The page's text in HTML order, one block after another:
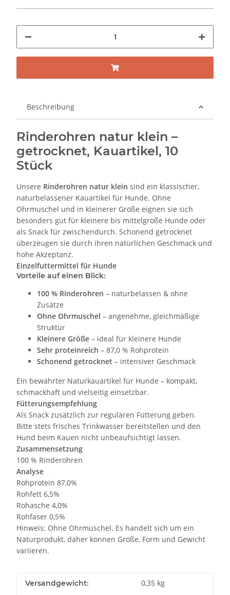
Beschreibung
Rinderohren natur klein –
getrocknet, Kauartikel, 10
Stück
Unsere Rinderohren natur klein sind ein klassischer,
naturbelassener Kauartikel für Hunde. Ohne
Ohrmuschel und in kleinerer Größe eignen sie sich
besonders gut für kleinere bis mittelgroße Hunde oder
als Snack für zwischendurch. Schonend getrocknet
überzeugen sie durch ihren natürlichen Geschmack und
hohe Akzeptanz.
Einzelfuttermittel für Hunde
Vorteile auf einen Blick:
100 % Rinderohren – naturbelassen & ohne
Zusätze
Ohne Ohrmuschel – angenehme, gleichmäßige
Struktur
Kleinere Größe – ideal für kleinere Hunde
Sehr proteinreich – 87,0 % Rohprotein
Schonend getrocknet – intensiver Geschmack
Ein bewährter Naturkauartikel für Hunde – kompakt,
schmackhaft und vielseitig einsetzbar.
Fütterungsempfehlung
Als Snack zusätzlich zur regulären Fütterung geben.
Bitte stets frisches Trinkwasser bereitstellen und den
Hund beim Kauen nicht unbeaufsichtigt lassen.
Zusammensetzung
100 % Rinderohren
Analyse
Rohprotein 87,0%
Rohfett 6,5%
Rohasche 4,0%
Rohfaser 0,5%
Hinweis: Ohne Ohrmuschel. Es handelt sich um ein
Naturprodukt, daher können Größe, Form und Gewicht
variieren.
Versandgewicht: 0,35 kg